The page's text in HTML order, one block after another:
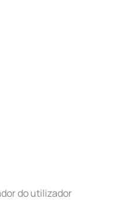
do utilizador